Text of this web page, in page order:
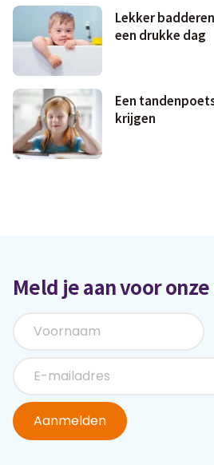
Lekker
een drukke dag
Een
krijgen
Meld je aan voor
Aanmelden